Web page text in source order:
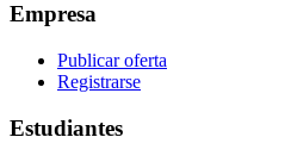
Empresa
Publicar oferta
Registrarse
Estudiantes